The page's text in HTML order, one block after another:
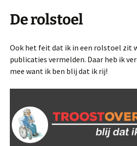
De rolstoel
Ook het feit dat ik in een rolstoel zit
publicaties vermelden. Daar heb ik
mee want ik ben blij dat ik rij!